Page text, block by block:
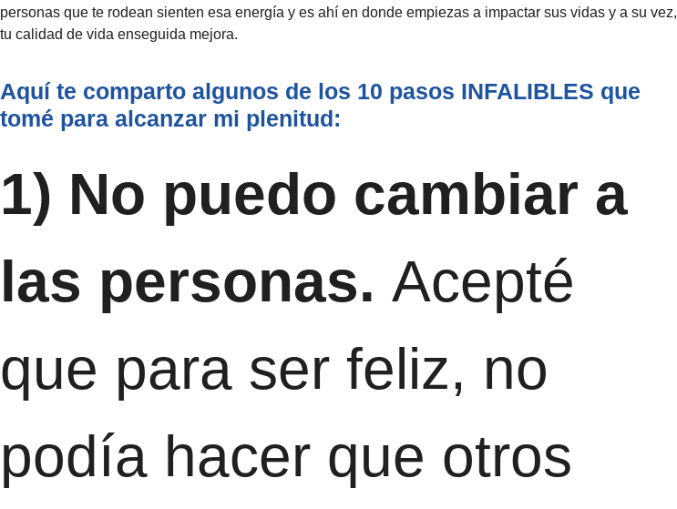
personas que te rodean sienten esa energía y es ahí en donde empiezas a impactar sus vidas y a su vez,
tu calidad de vida enseguida mejora.
Aquí te comparto algunos de los 10 pasos INFALIBLES que
tomé para alcanzar mi plenitud:
1) No puedo cambiar a
las personas. Acepté
que para ser feliz, no
podía hacer que otros